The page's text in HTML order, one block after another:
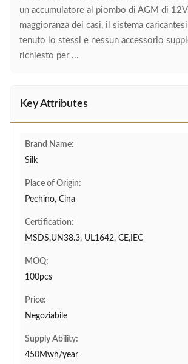
un accumulatore al piombo di AGM di
maggioranza dei casi, il sistema
tenuto lo stessi e nessun accessorio
richiesto per ...
Key Attributes
Brand Name:
Silk
Place of Origin:
Pechino, Cina
Certification:
MSDS,UN38.3, UL1642, CE,IEC
MOQ:
100pcs
Price:
Negoziabile
Supply Ability:
450Mwh/year